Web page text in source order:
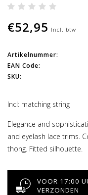
€52,95 Incl. btw
Artikelnummer:
EAN Code:
SKU:
Incl: matching string
Elegance and
and eyelash lace trims.
thong. Fitted silhouette.
VOOR 17:00
VERZONDEN